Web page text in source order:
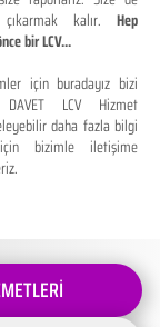
kalır. Hep
bir LCV...
için buradayız bizi
LCV Hizmet
daha fazla bilgi
bizimle iletişime